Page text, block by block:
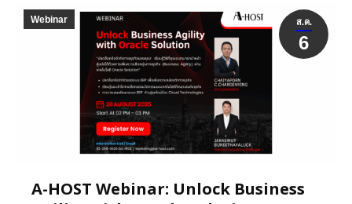
ส.ค.
6
Webinar
A-HOST Webinar: Unlock Business